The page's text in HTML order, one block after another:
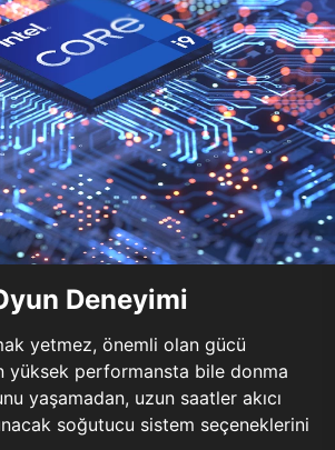
Deneyimi
yetmez, önemli olan gücü
yüksek performansta bile donma
yaşamadan, uzun saatler akıcı
soğutucu sistem seçeneklerini